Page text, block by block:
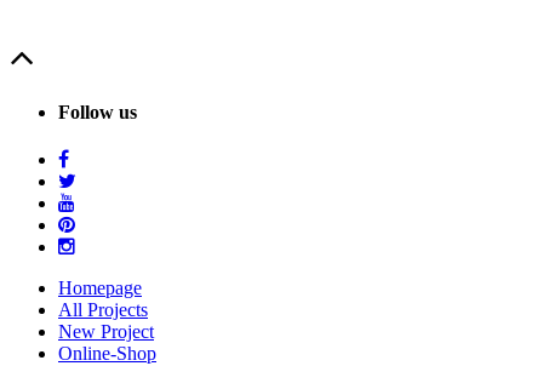
Follow us
Homepage
All Projects
New Project
Online-Shop